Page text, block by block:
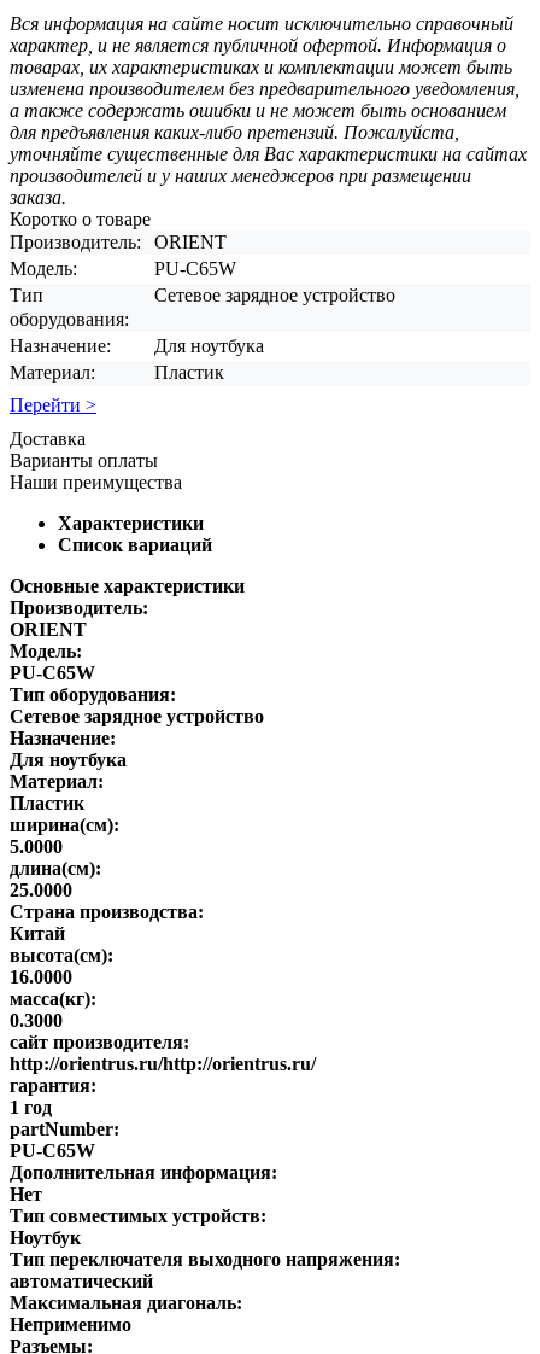
Вся информация на сайте носит исключительно справочный
характер, и не является публичной офертой. Информация о
товарах, их характеристиках и комплектации может быть
изменена производителем без предварительного уведомления,
а также содержать ошибки и не может быть основанием
для предъявления каких-либо претензий. Пожалуйста,
уточняйте существенные для Вас характеристики на сайтах
производителей и у наших менеджеров при размещении
заказа.
Коротко о товаре
Производитель:
ORIENT
Модель:
PU-C65W
Тип
оборудования:
Сетевое зарядное устройство
Назначение:
Для ноутбука
Материал:
Пластик
Перейти >
Доставка
Варианты оплаты
Наши преимущества
Характеристики
Список вариаций
Основные характеристики
Производитель:
ORIENT
Модель:
PU-C65W
Тип оборудования:
Сетевое зарядное устройство
Назначение:
Для ноутбука
Материал:
Пластик
ширина(см):
5.0000
длина(см):
25.0000
Страна производства:
Китай
высота(см):
16.0000
масса(кг):
0.3000
сайт производителя:
http://orientrus.ru/http://orientrus.ru/
гарантия:
1 год
partNumber:
PU-C65W
Дополнительная информация:
Нет
Тип совместимых устройств:
Ноутбук
Тип переключателя выходного напряжения:
автоматический
Максимальная диагональ:
Неприменимо
Разъемы: